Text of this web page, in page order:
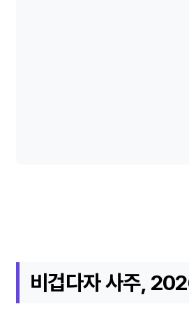
비겁다자 사주,